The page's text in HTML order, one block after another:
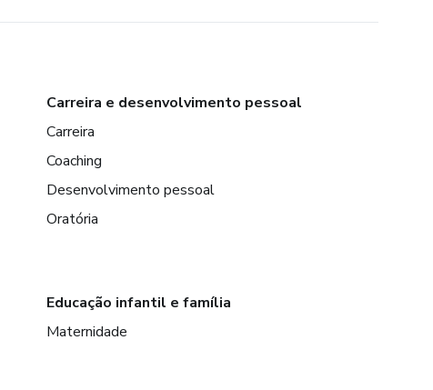
Carreira e desenvolvimento pessoal
Carreira
Coaching
Desenvolvimento pessoal
Oratória
Educação infantil e família
Maternidade